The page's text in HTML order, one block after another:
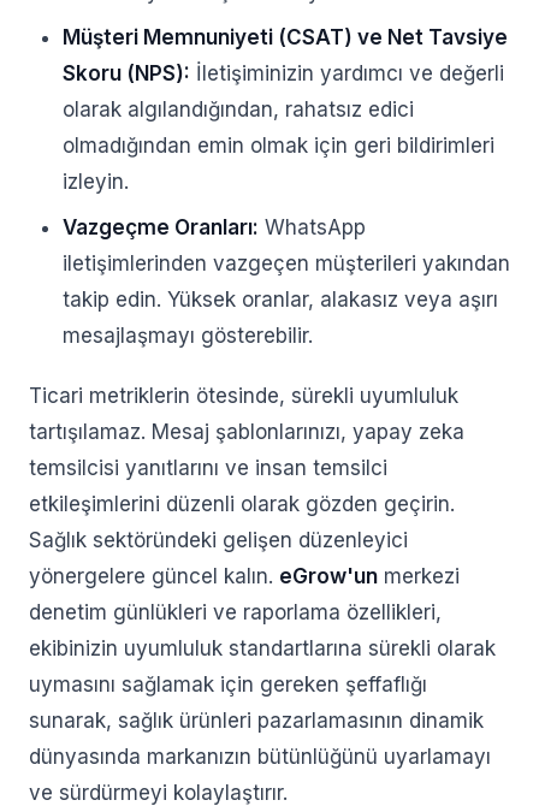
Müşteri Memnuniyeti (CSAT) ve Net Tavsiye
Skoru (NPS): İletişiminizin yardımcı ve değerli
olarak algılandığından, rahatsız edici
olmadığından emin olmak için geri bildirimleri
izleyin.
Vazgeçme Oranları: WhatsApp
iletişimlerinden vazgeçen müşterileri yakından
takip edin. Yüksek oranlar, alakasız veya aşırı
mesajlaşmayı gösterebilir.
Ticari metriklerin ötesinde, sürekli uyumluluk
tartışılamaz. Mesaj şablonlarınızı, yapay zeka
temsilcisi yanıtlarını ve insan temsilci
etkileşimlerini düzenli olarak gözden geçirin.
Sağlık sektöründeki gelişen düzenleyici
yönergelere güncel kalın. eGrow'un merkezi
denetim günlükleri ve raporlama özellikleri,
ekibinizin uyumluluk standartlarına sürekli olarak
uymasını sağlamak için gereken şeffaflığı
sunarak, sağlık ürünleri pazarlamasının dinamik
dünyasında markanızın bütünlüğünü uyarlamayı
ve sürdürmeyi kolaylaştırır.